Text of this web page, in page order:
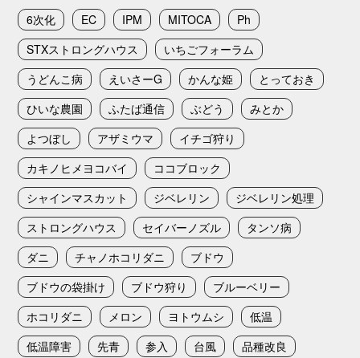
6次化 EC IPM MITOCA
Ph
STXストロングハウス
いちごフォーラム
うどんこ病
えいさーG かんな姫
とっておき
ひいな農園
ふたば通信 ぶどう
みとか
よつぼし
アザミウマ
イチゴ狩り
カキノヒメヨコバイ
ココブロック
シャインマスカット
ジベレリン
ジベレリン処理
ストロングハウス
セイバーノズル
タンソ病
ダニ
チャノホコリダニ
ブドウ
ブドウの袋掛け
ブドウ狩り
ブルーベリー
ホコリダニ
メロン ヨトウムシ
低温
低温障害
先青 参入 台風
品種改良